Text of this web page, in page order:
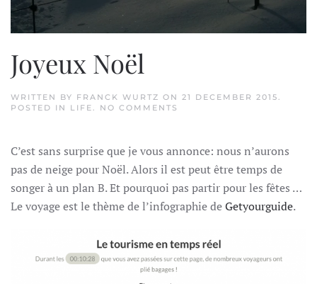
Joyeux Noël
WRITTEN BY FRANCK WURTZ ON 21 DECEMBER 2015.
POSTED IN LIFE. NO COMMENTS
C’est sans surprise que je vous annonce: nous n’aurons
pas de neige pour Noël. Alors il est peut être temps de
songer à un plan B. Et pourquoi pas partir pour les fêtes …
Le voyage est le thème de l’infographie deGetyourguide.